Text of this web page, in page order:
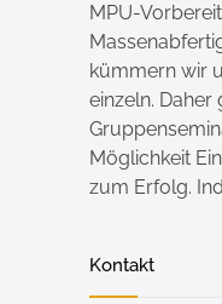
MPU-
kümmern wir
einzeln. Daher
Möglichkeit
zum Erfolg.
Kontakt